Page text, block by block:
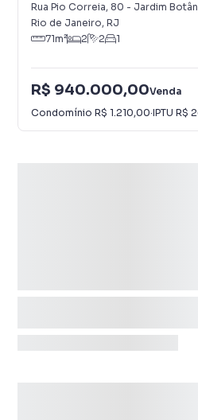
Rua Pio Correia, 80 - Jardim
Rio de Janeiro, RJ
71m² 2 2 1
R$ 940.000,00Venda
Condomínio R$ 1.210,00·IPTU R$